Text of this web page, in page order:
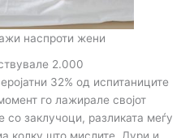
наспроти жени
2.000
32% од испитаниците
го лажирале својот
со заклучоци, разликата меѓу
колку што мислите. Дури и